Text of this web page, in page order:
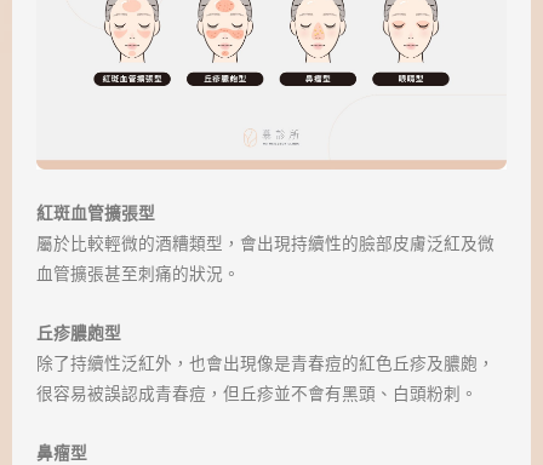
紅斑血管擴張型
屬於比較輕微的酒糟類型，會出現持續性的臉部皮膚泛紅及微
血管擴張甚至刺痛的狀況。
丘疹膿皰型
除了持續性泛紅外，也會出現像是青春痘的紅色丘疹及膿皰，
很容易被誤認成青春痘，但丘疹並不會有黑頭、白頭粉刺。
鼻瘤型